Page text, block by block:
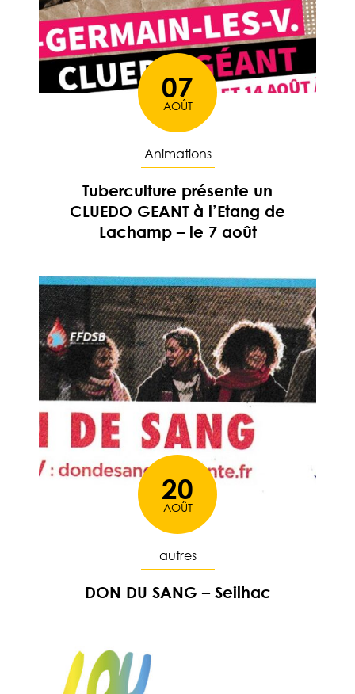
07
AOÛT
Animations
Tuberculture présente un
CLUEDO GEANT à l’Etang de
Lachamp – le 7 août
20
AOÛT
autres
DON DU SANG – Seilhac